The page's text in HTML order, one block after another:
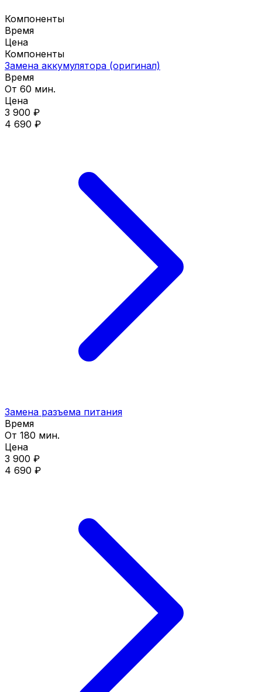
Компоненты
Время
Цена
Компоненты
Замена аккумулятора (оригинал)
Время
От 60 мин.
Цена
3 900 ₽
4 690 ₽
Замена разъема питания
Время
От 180 мин.
Цена
3 900 ₽
4 690 ₽